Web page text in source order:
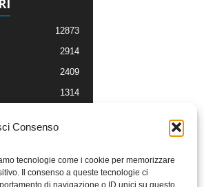
Consenso
tecnologie come i cookie per memorizzare
Il consenso a queste tecnologie ci
di navigazione o ID unici su questo
12873
2914
2409
1314